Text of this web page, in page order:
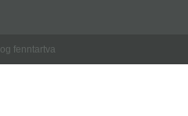
fenntartva